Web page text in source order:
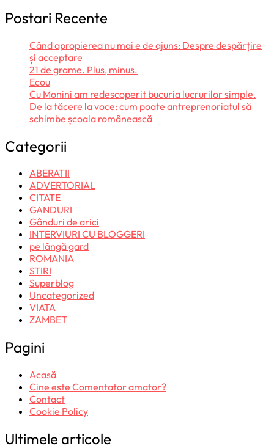
Postari Recente
Când apropierea nu mai e de ajuns: Despre despărțire
și acceptare
21 de grame. Plus, minus.
Ecou
Cu Monini am redescoperit bucuria lucrurilor simple.
De la tăcere la voce: cum poate antreprenoriatul să
schimbe școala românească
Categorii
ABERATII
ADVERTORIAL
CITATE
GANDURI
Gânduri de arici
INTERVIURI CU BLOGGERI
pe lângă gard
ROMANIA
STIRI
Superblog
Uncategorized
VIATA
ZAMBET
Pagini
Acasă
Cine este Comentator amator?
Contact
Cookie Policy
Ultimele articole